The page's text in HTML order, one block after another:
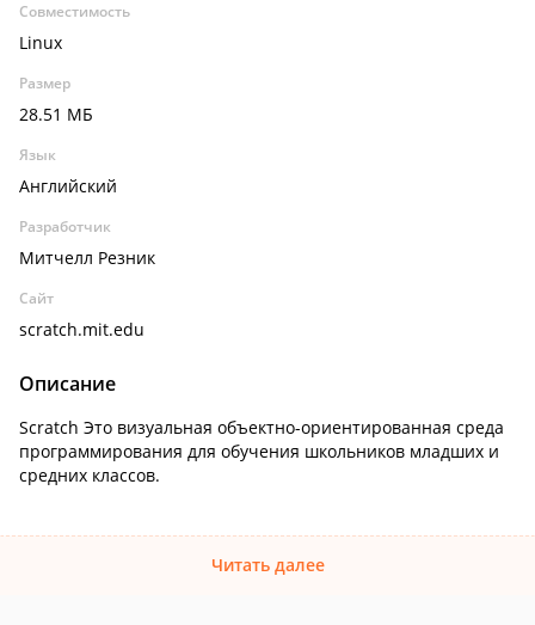
Совместимость
Linux
Размер
28.51 МБ
Язык
Английский
Разработчик
Митчелл Резник
Сайт
scratch.mit.edu
Описание
Scratch Это визуальная объектно-ориентированная среда
программирования для обучения школьников младших и
средних классов.
Читать далее